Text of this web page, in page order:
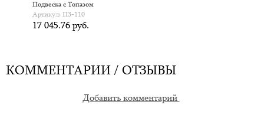
Подвеска с Топазом
Артикул: П3-110
17 045.76 руб.
КОММЕНТАРИИ / ОТЗЫВЫ
Добавить комментарий